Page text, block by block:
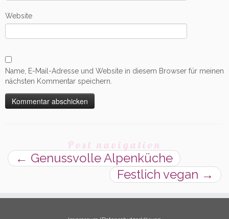
Website
Name, E-Mail-Adresse und Website in diesem Browser für meinen
nächsten Kommentar speichern.
Post navigation
← Genussvolle Alpenküche
Festlich vegan →